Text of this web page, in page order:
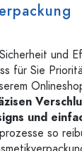
und
für Sie
und
so